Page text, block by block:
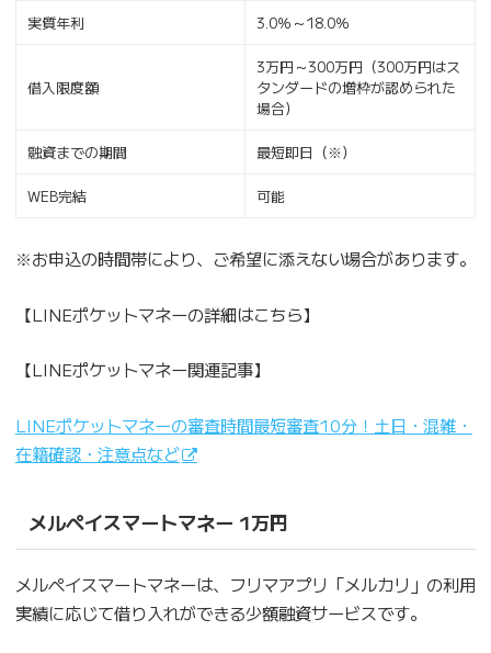
実質年利 3.0％～18.0％
借入限度額
3万円～300万円（300万円はス
タンダードの増枠が認められた
場合）
融資までの期間 最短即日（※）
WEB完結 可能
※お申込の時間帯により、ご希望に添えない場合があります。
【LINEポケットマネーの詳細はこちら】
【LINEポケットマネー関連記事】
LINEポケットマネーの審査時間最短審査10分！土日・混雑・
在籍確認・注意点など
メルペイスマートマネー 1万円
メルペイスマートマネーは、フリマアプリ「メルカリ」の利用
実績に応じて借り入れができる少額融資サービスです。